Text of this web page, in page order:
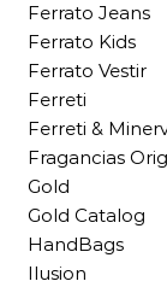
Ferrato Jeans
Ferrato Kids
Ferrato Vestir
Ferreti
Ferreti &
Fragancias
Gold
Gold Catalog
HandBags
Ilusion